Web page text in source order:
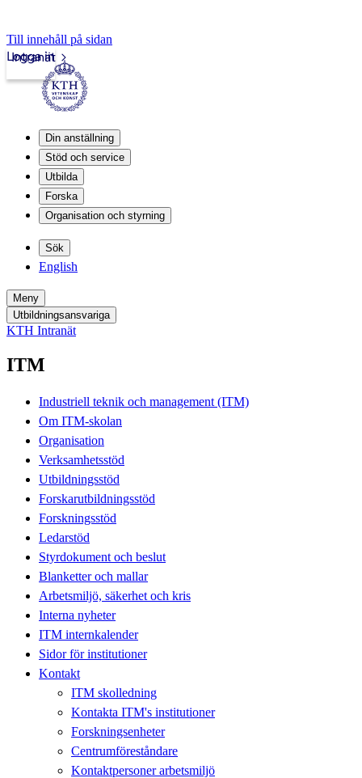
Till innehåll på sidan
Intranät
Logga in
Din anställning
Stöd och service
Utbilda
Forska
Organisation och styrning
Sök
English
Meny
Utbildningsansvariga
KTH Intranät
ITM
Industriell teknik och management (ITM)
Om ITM-skolan
Organisation
Verksamhetsstöd
Utbildningsstöd
Forskarutbildningsstöd
Forskningsstöd
Ledarstöd
Styrdokument och beslut
Blanketter och mallar
Arbetsmiljö, säkerhet och kris
Interna nyheter
ITM internkalender
Sidor för institutioner
Kontakt
ITM skolledning
Kontakta ITM's institutioner
Forskningsenheter
Centrumföreståndare
Kontaktpersoner arbetsmiljö